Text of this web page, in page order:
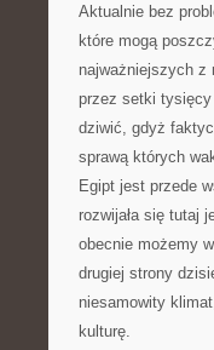
Aktualnie bez
które mogą
najważniejszych z
przez setki
dziwić, gdyż
sprawą których
Egipt jest przede
rozwijała się tutaj
obecnie możemy
drugiej strony
niesamowity
kulturę.